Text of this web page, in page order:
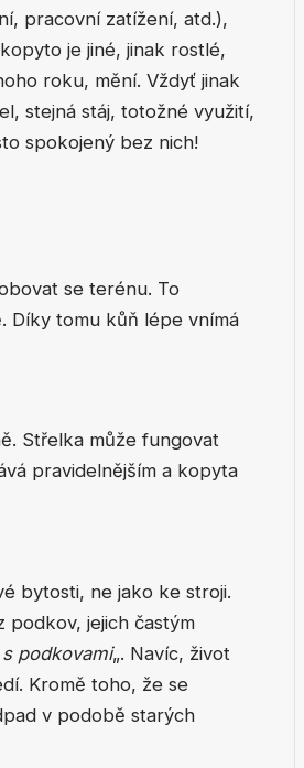
pracovní zatížení, atd.),
je jiné, jinak rostlé,
roku, mění. Vždyť jinak
stejná stáj, totožné využití,
spokojený bez nich!
se terénu. To
Díky tomu kůň lépe vnímá
Střelka může fungovat
pravidelnějším a kopyta
bytosti, ne jako ke stroji.
jejich častým
podkovami„. Navíc, život
Kromě toho, že se
v podobě starých